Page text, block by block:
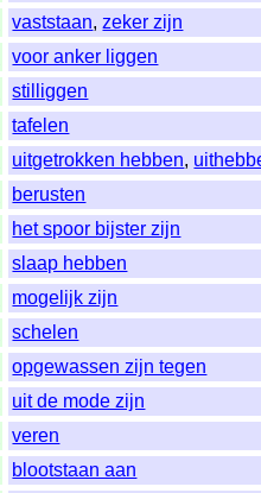
vaststaan,zeker zijn
voor anker liggen
stilliggen
tafelen
uitgetrokken hebben,
berusten
het spoor bijster zijn
slaap hebben
mogelijk zijn
schelen
opgewassen zijn tegen
uit de mode zijn
veren
blootstaan aan